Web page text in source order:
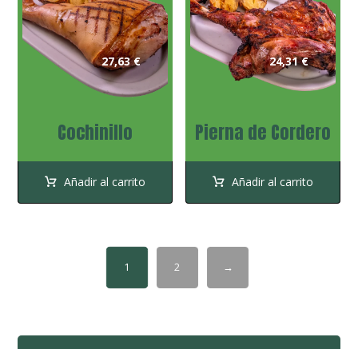
Cochinillo
27,63€
Añadir al carrito
Pierna de Cordero
24,31€
Añadir al carrito
1 2 →